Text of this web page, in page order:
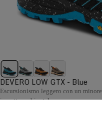
DEVERO LOW GTX - Blue
Escursionismo leggero con un minore
impatto ambientale.